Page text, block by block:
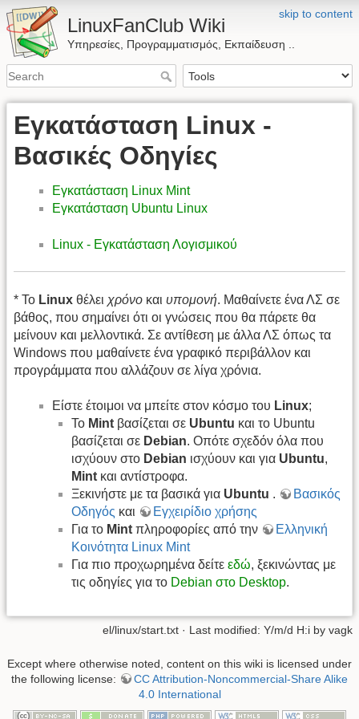
skip to content
LinuxFanClub Wiki
Υπηρεσίες, Προγραμματισμός, Εκπαίδευση ..
Εγκατάσταση Linux -
Βασικές Οδηγίες
Εγκατάσταση Linux Mint
Εγκατάσταση Ubuntu Linux
Linux - Εγκατάσταση Λογισμικού
* Το Linux θέλει χρόνο και υπομονή. Μαθαίνετε ένα ΛΣ σε
βάθος, που σημαίνει ότι οι γνώσεις που θα πάρετε θα
μείνουν και μελλοντικά. Σε αντίθεση με άλλα ΛΣ όπως τα
Windows που μαθαίνετε ένα γραφικό περιβάλλον και
προγράμματα που αλλάζουν σε λίγα χρόνια.
Είστε έτοιμοι να μπείτε στον κόσμο του Linux;
To Mint βασίζεται σε Ubuntu και το Ubuntu
βασίζεται σε Debian. Οπότε σχεδόν όλα που
ισχύουν στο Debian ισχύουν και για Ubuntu,
Mint και αντίστροφα.
Ξεκινήστε με τα βασικά για Ubuntu .
Βασικός
Οδηγός και
Εγχειρίδιο χρήσης
Για το Mint πληροφορίες από την
Ελληνική
Κοινότητα Linux Mint
Για πιο προχωρημένα δείτε εδώ, ξεκινώντας με
τις οδηγίες για το Debian στο Desktop.
el/linux/start.txt · Last modified: Y/m/d H:i by vagk
Except where otherwise noted, content on this wiki is licensed under
the following license:
CC Attribution-Noncommercial-Share Alike
4.0 International